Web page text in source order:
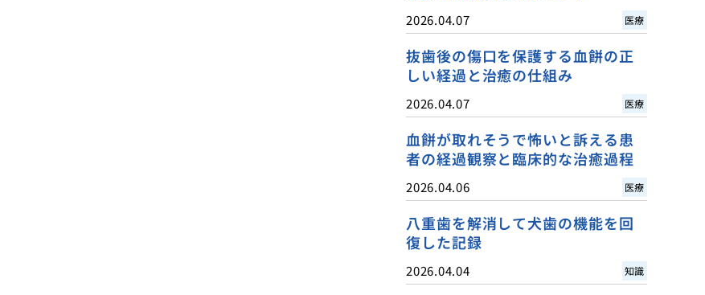
2026.04.07 医療
抜歯後の傷口を保護する血餅の正
しい経過と治癒の仕組み
2026.04.07 医療
血餅が取れそうで怖いと訴える患
者の経過観察と臨床的な治癒過程
2026.04.06 医療
八重歯を解消して犬歯の機能を回
復した記録
2026.04.04 知識